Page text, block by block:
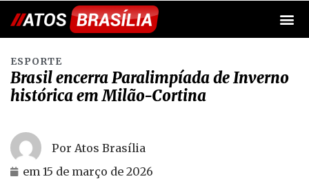
ESPORTE
Brasil encerra Paralimpíada de Inverno
histórica em Milão-Cortina
Por Atos Brasília
em 15 de março de 2026